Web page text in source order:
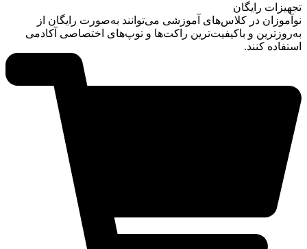
تجهیزات رایگان
نوآموزان در کلاس‌های آموزشی می‌توانند به‌صورت رایگان از
به‌روزترین و باکیفیت‌ترین راکت‌ها و توپ‌های اختصاصی آکادمی
استفاده کنند.